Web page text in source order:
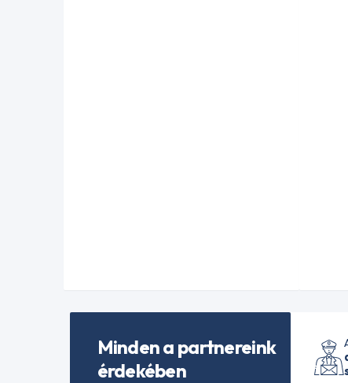
Minden a partnereink
érdekében